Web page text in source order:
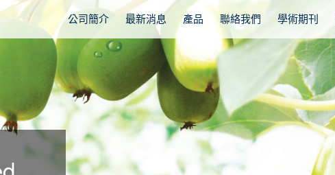
公司簡介 最新消息 產品 聯絡我們 學術期刊